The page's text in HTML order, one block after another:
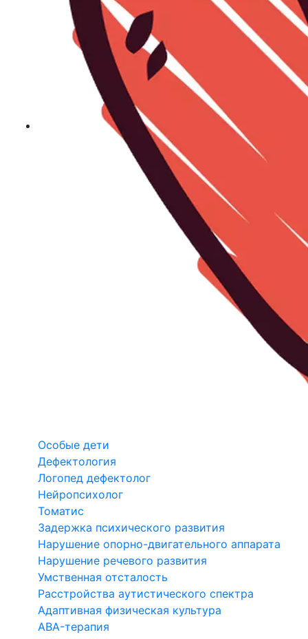
Особые дети
Дефектология
Логопед дефектолог
Нейропсихолог
Томатис
Задержка психического развития
Нарушение опорно-двигательного аппарата
Нарушение речевого развития
Умственная отсталость
Расстройства аутистического спектра
Адаптивная физическая культура
ABA-терапия